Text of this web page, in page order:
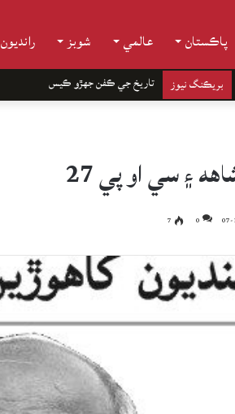
پاڪستان عالمي شوبز رانديون
بريڪنگ نيوز تاريخ جي ڪفن جھڙو ڪيس
۽ سي او پي 27
0
7